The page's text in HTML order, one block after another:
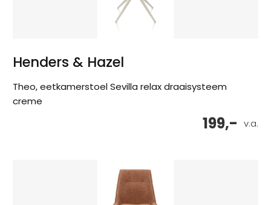
Henders & Hazel
Theo, eetkamerstoel Sevilla relax draaisysteem
creme
v.a.
199,-